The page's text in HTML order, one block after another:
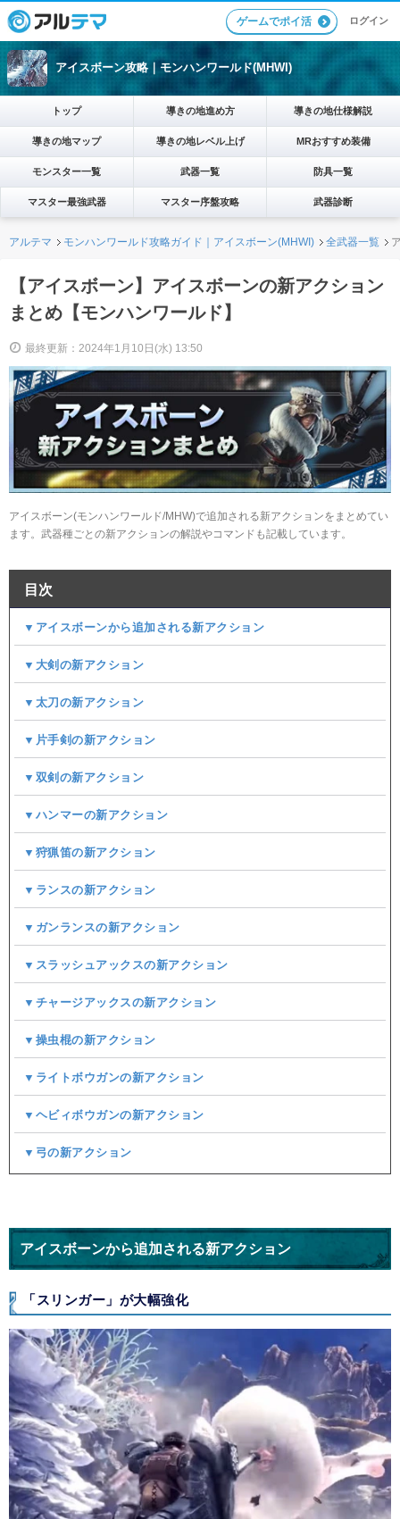
ゲームでポイ活 ログイン
アイスボーン攻略｜モンハンワールド(MHWI)
トップ 導きの地進め方 導きの地仕様解説
導きの地マップ 導きの地レベル上げ MRおすすめ装備
モンスター一覧 武器一覧 防具一覧
マスター最強武器 マスター序盤攻略 武器診断
アルテマ モンハンワールド攻略ガイド｜アイスボーン(MHWI) 全武器一覧
【アイスボーン】アイスボーンの新アクション
まとめ【モンハンワールド】
最終更新：2024年1月10日(水) 13:50
アイスボーン(モンハンワールド/MHW)で追加される新アクションをまとめてい
ます。武器種ごとの新アクションの解説やコマンドも記載しています。
目次
▼アイスボーンから追加される新アクション
▼大剣の新アクション
▼太刀の新アクション
▼片手剣の新アクション
▼双剣の新アクション
▼ハンマーの新アクション
▼狩猟笛の新アクション
▼ランスの新アクション
▼ガンランスの新アクション
▼スラッシュアックスの新アクション
▼チャージアックスの新アクション
▼操虫棍の新アクション
▼ライトボウガンの新アクション
▼ヘビィボウガンの新アクション
▼弓の新アクション
アイスボーンから追加される新アクション
「スリンガー」が大幅強化